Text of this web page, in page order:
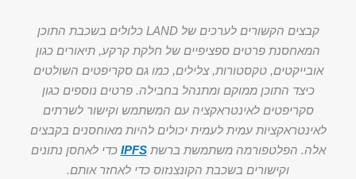
קבצים הקשורים לערכים של LAND כלולים בשכבת התוכן
המאחסנת פרטים ספציפיים של חלקת קרקע, תיאורים כגון
אובייקטים, טקסטורות, צלילים, כמו גם סקריפטים השולטים
כיצד התוכן ממוקם ומתנהל בחבילה. פרטים נוספים כגון
סקריפטים לאינטראקציה עם המשתמש וקישור לשרתים
לאינטראקציות עמית לעמית יכולים להיות מאוחסנים בקבצים
אלה. הפלטפורמה משתמשת ברשתIPFS כדי לאחסן נתונים
וקישורים בשכבת הקונצנזוס כדי לאחזר אותם.